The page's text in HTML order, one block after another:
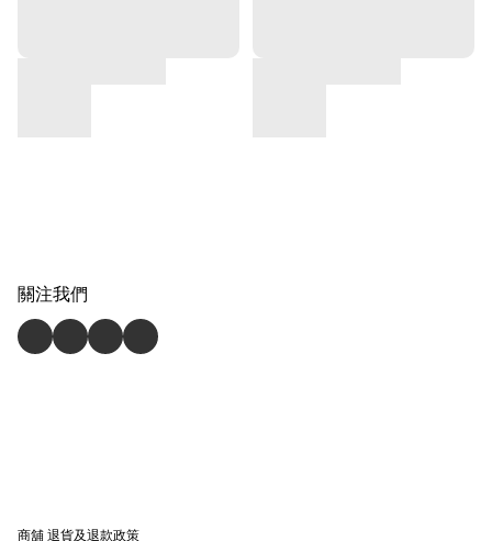
關注我們
商舖退貨及退款政策